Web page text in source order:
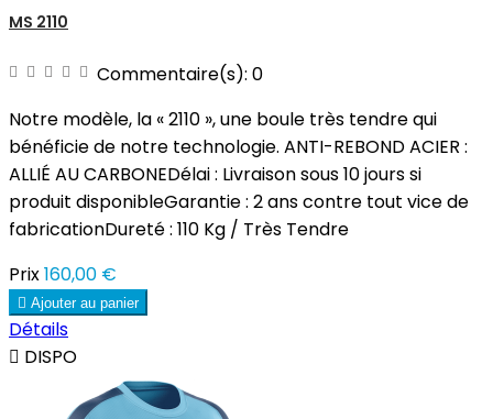
MS 2110
Commentaire(s): 0
Notre modèle, la « 2110 », une boule très tendre qui
bénéficie de notre technologie. ANTI-REBOND ACIER :
ALLIÉ AU CARBONEDélai : Livraison sous 10 jours si
produit disponibleGarantie : 2 ans contre tout vice de
fabricationDureté : 110 Kg / Très Tendre
Prix160,00 €
 Ajouter au panier
Détails
 DISPO